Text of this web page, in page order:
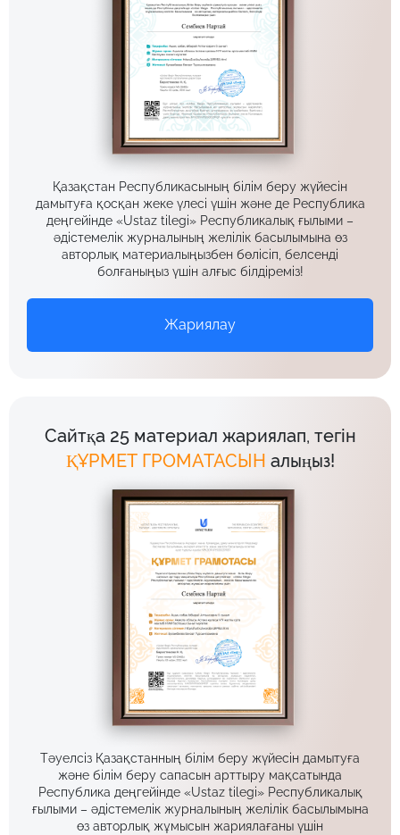
Қазақстан Республикасының білім беру жүйесін
дамытуға қосқан жеке үлесі үшін және де Республика
деңгейінде «Ustaz tilegi» Республикалық ғылыми –
әдістемелік журналының желілік басылымына өз
авторлық материалыңызбен бөлісіп, белсенді
болғаныңыз үшін алғыс білдіреміз!
Жариялау
Сайтқа 25 материал жариялап, тегін
ҚҰРМЕТ ГРОМАТАСЫН алыңыз!
Тәуелсіз Қазақстанның білім беру жүйесін дамытуға
және білім беру сапасын арттыру мақсатында
Республика деңгейінде «Ustaz tilegi» Республикалық
ғылыми – әдістемелік журналының желілік басылымына
өз авторлық жұмысын жариялағаны үшін